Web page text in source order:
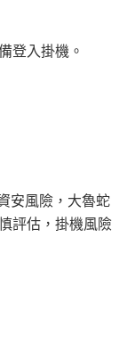
登入掛機。
安風險，大魯蛇
評估，掛機風險